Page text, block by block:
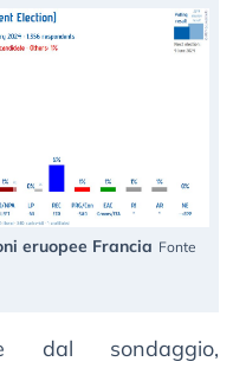
eruopee Francia Fonte
dal sondaggio,